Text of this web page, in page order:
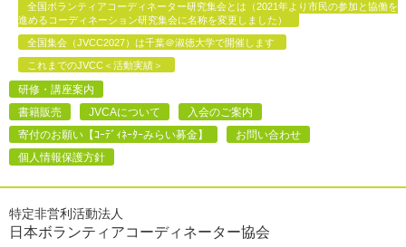
全国ボランティアコーディネーター研究集会とは（2021年より市民の参加と協働を
進めるコーディネーション研究集会に名称を変更しました）
全国集会（JVCC2027）は千葉＠淑徳大学で開催します
これまでのJVCC＜活動実績＞
研修・講座案内
書籍販売
JVCAについて
入会のご案内
寄付のお願い【ｺｰﾃﾞｨﾈｰﾀｰみらい募金】
お問い合わせ
個人情報保護方針
特定非営利活動法人
日本ボランティアコーディネーター協会